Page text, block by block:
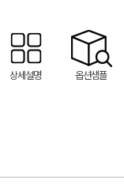
상세설명 옵션샘플